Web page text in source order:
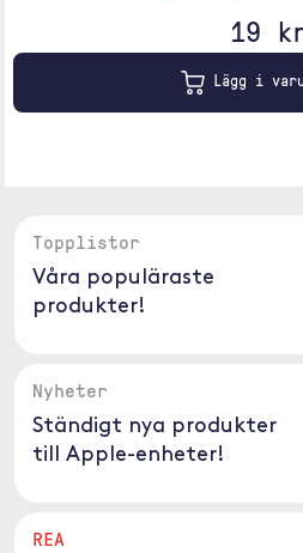
19
Lägg i
Topplistor
Våra populäraste
produkter!
Nyheter
Ständigt nya produkter
till Apple-enheter!
REA